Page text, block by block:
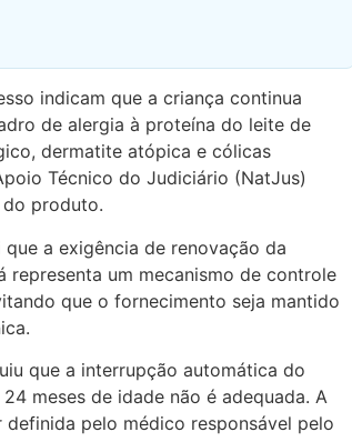
indicam que a criança continua
de alergia à proteína do leite de
dermatite atópica e cólicas
Técnico do Judiciário (NatJus)
produto.
a exigência de renovação da
representa um mecanismo de controle
que o fornecimento seja mantido
que a interrupção automática do
meses de idade não é adequada. A
pelo médico responsável pelo